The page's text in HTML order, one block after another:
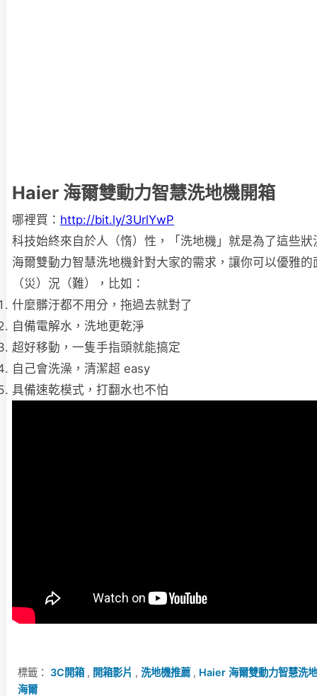
Haier 海爾雙動力智慧洗地機開箱
哪裡買： http://bit.ly/3UrlYwP
科技始終來自於人（惰）性，「洗地機」就是為了這些
海爾雙動⼒智慧洗地機針對大家的需求，讓你可以優雅的
（災）況（難），比如：
什麼髒汙都不用分，拖過去就對了
自備電解水，洗地更乾淨
超好移動，一隻手指頭就能搞定
自己會洗澡，清潔超 easy
具備速乾模式，打翻水也不怕
標籤： 3C開箱, 開箱影片 , 洗地機推薦, Haier 海爾雙動力智慧洗
海爾